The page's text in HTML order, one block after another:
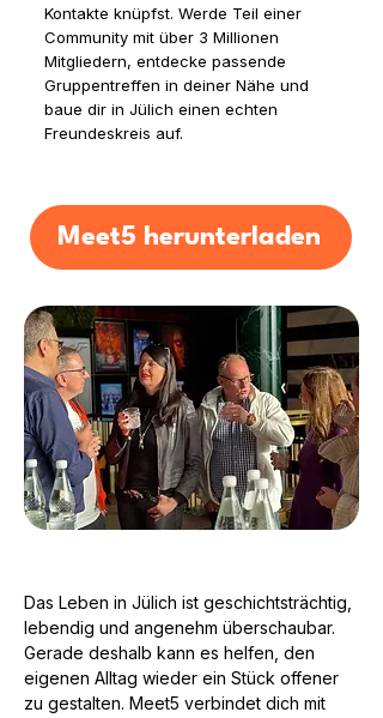
Kontakte knüpfst. Werde Teil einer
Community mit über 3 Millionen
Mitgliedern, entdecke passende
Gruppentreffen in deiner Nähe und
baue dir in Jülich einen echten
Freundeskreis auf.
Meet5 herunterladen
Das Leben in Jülich ist geschichtsträchtig,
lebendig und angenehm überschaubar.
Gerade deshalb kann es helfen, den
eigenen Alltag wieder ein Stück offener
zu gestalten. Meet5 verbindet dich mit